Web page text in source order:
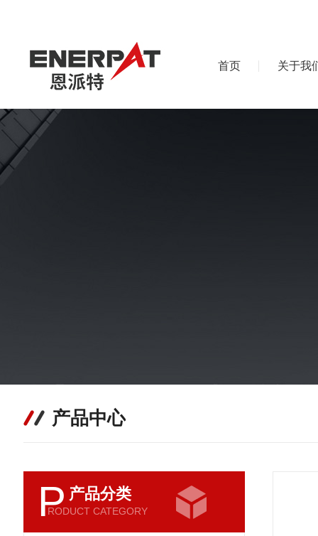
首页 关于我
产品中心
P 产品分类
RODUCT CATEGORY